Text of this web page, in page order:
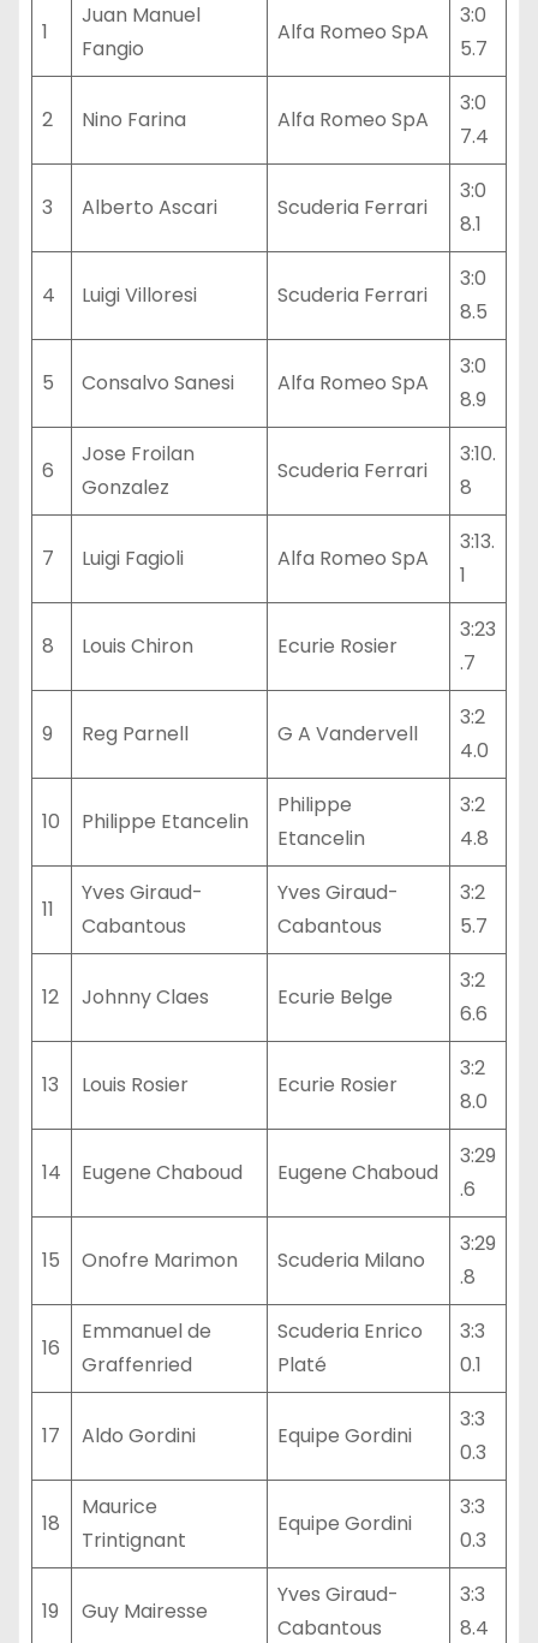
1
Juan Manuel
Fangio
Alfa Romeo SpA
3:0
5.7
2 Nino Farina Alfa Romeo SpA
3:0
7.4
3 Alberto Ascari Scuderia Ferrari
3:0
8.1
4 Luigi Villoresi Scuderia Ferrari
3:0
8.5
5 Consalvo Sanesi Alfa Romeo SpA
3:0
8.9
6
Jose Froilan
Gonzalez
Scuderia Ferrari
3:10.
8
7 Luigi Fagioli Alfa Romeo SpA
3:13.
1
8 Louis Chiron Ecurie Rosier
3:23
.7
9 Reg Parnell G A Vandervell
3:2
4.0
10 Philippe Etancelin
Philippe
Etancelin
3:2
4.8
11
Yves Giraud-
Cabantous
Yves Giraud-
Cabantous
3:2
5.7
12 Johnny Claes Ecurie Belge
3:2
6.6
13 Louis Rosier Ecurie Rosier
3:2
8.0
14 Eugene Chaboud Eugene Chaboud
3:29
.6
15 Onofre Marimon Scuderia Milano
3:29
.8
16
Emmanuel de
Graffenried
Scuderia Enrico
Platé
3:3
0.1
17 Aldo Gordini Equipe Gordini
3:3
0.3
18
Maurice
Trintignant
Equipe Gordini
3:3
0.3
19 Guy Mairesse
Yves Giraud-
Cabantous
3:3
8.4